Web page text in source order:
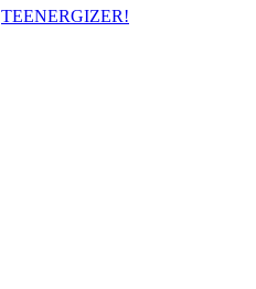
TEENERGIZER!